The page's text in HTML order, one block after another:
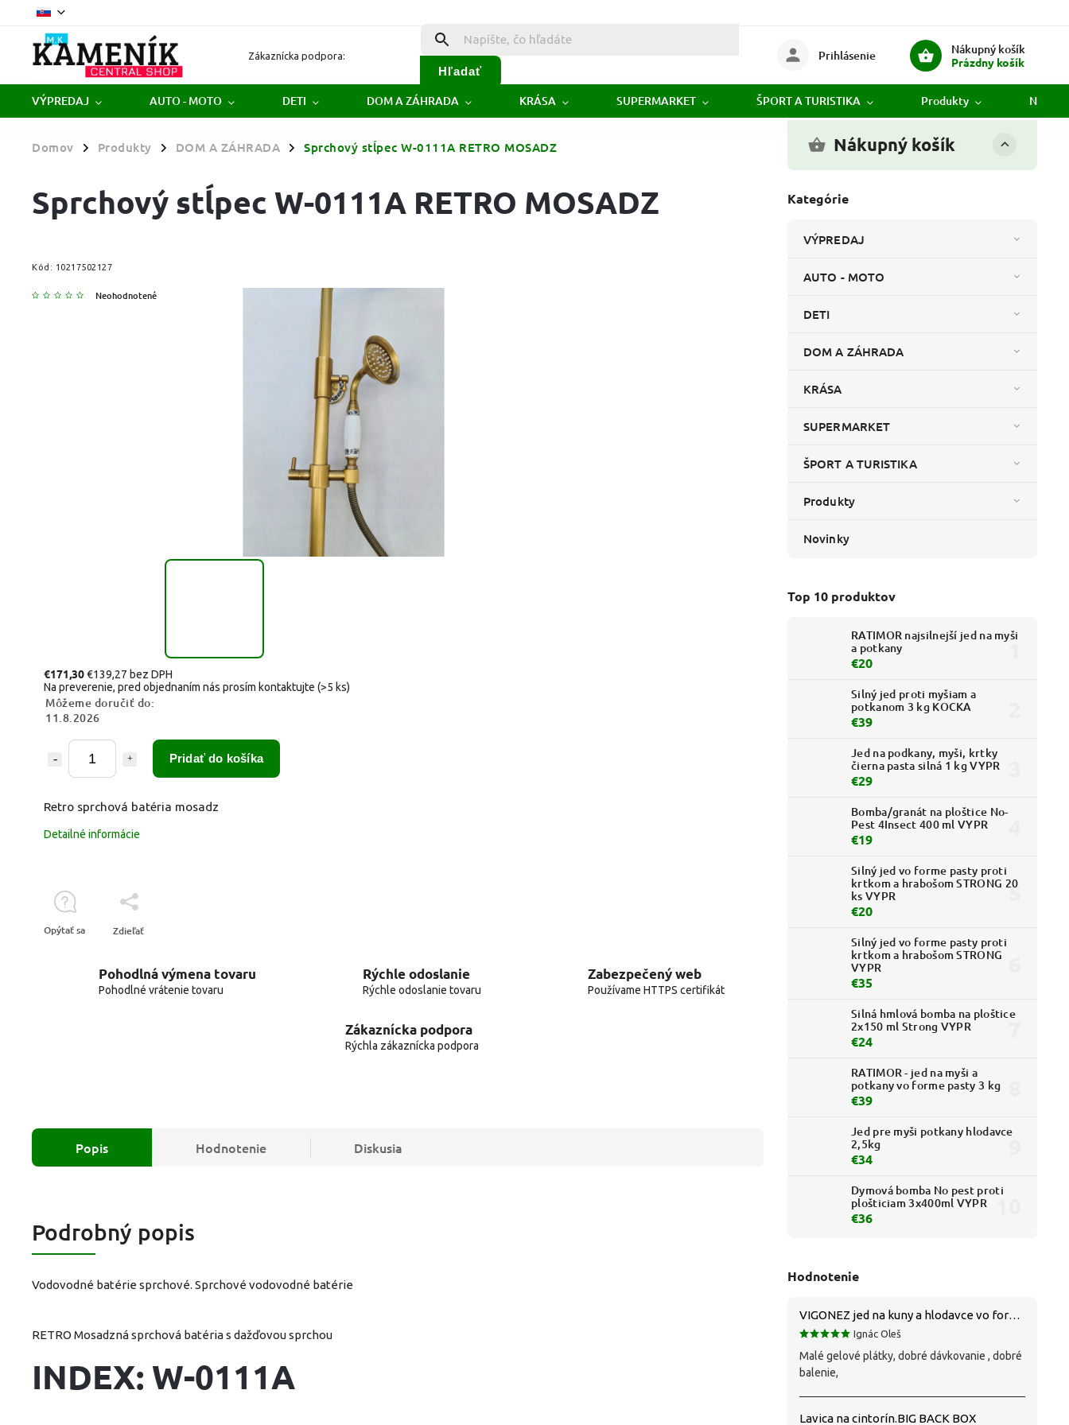
Zákaznícka podpora:
Hľadať
Nákupný košík
Prázdny košík
Prihlásenie
VÝPREDAJ AUTO - MOTO DETI DOM A ZÁHRADA KRÁSA SUPERMARKET ŠPORT A TURISTIKA Produkty
Domov / Produkty / DOM A ZÁHRADA / Sprchový stĺpec W-0111A RETRO MOSADZ Nákupný košík
Kategórie
VÝPREDAJ
AUTO - MOTO
DETI
DOM A ZÁHRADA
KRÁSA
SUPERMARKET
ŠPORT A TURISTIKA
Produkty
Novinky
Top 10 produktov
RATIMOR najsilnejší jed na myši
a potkany
€20
Silný jed proti myšiam a
potkanom 3 kg KOCKA
€39
Jed na podkany, myši, krtky
čierna pasta silná 1 kg VYPR
€29
Bomba/granát na ploštice No-
Pest 4Insect 400 ml VYPR
€19
Silný jed vo forme pasty proti
krtkom a hrabošom STRONG 20
ks VYPR
€20
Silný jed vo forme pasty proti
krtkom a hrabošom STRONG
VYPR
€35
Silná hmlová bomba na ploštice
2x150 ml Strong VYPR
€24
RATIMOR - jed na myši a
potkany vo forme pasty 3 kg
€39
Jed pre myši potkany hlodavce
2,5kg
€34
Dymová bomba No pest proti
plošticiam 3x400ml VYPR
€36
Hodnotenie
VIGONEZ jed na kuny a hlodavce vo forme pasty 1,5 kg
Ignác Oleš
Malé gelové plátky, dobré dávkovanie , dobré
balenie,
Lavica na cintorín.BIG BACK BOX
Sprchový stĺpec W-0111A RETRO MOSADZ
Kód: 10217502127
Neohodnotené
€171,30€139,27 bez DPH
Na preverenie, pred objednaním nás prosím kontaktujte (>5 ks)
Môžeme doručiť do:
11.8.2026
Pridať do košíka
Retro sprchová batéria mosadz
Detailné informácie
Opýtať sa Zdieľať
Pohodlná výmena tovaru
Pohodlné vrátenie tovaru
Rýchle odoslanie
Rýchle odoslanie tovaru
Zabezpečený web
Používame HTTPS certifikát
Zákaznícka podpora
Rýchla zákaznícka podpora
Popis Hodnotenie Diskusia
Podrobný popis
Vodovodné batérie sprchové. Sprchové vodovodné batérie
RETRO Mosadzná sprchová batéria s dažďovou sprchou
INDEX: W-0111A